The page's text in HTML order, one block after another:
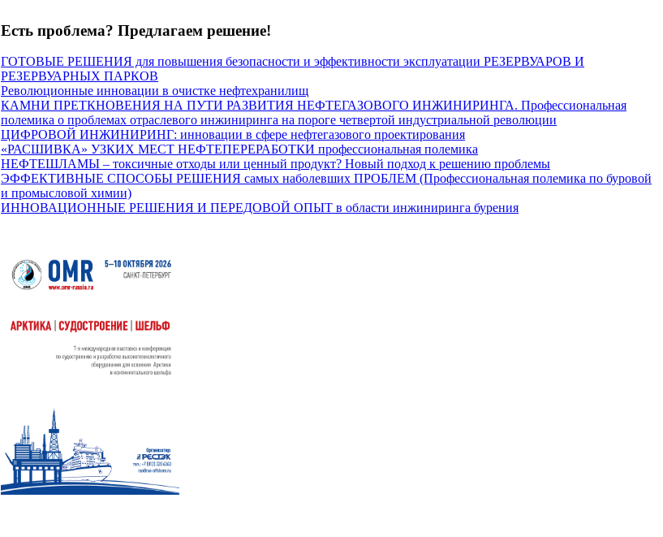
Есть проблема? Предлагаем решение!
ГОТОВЫЕ РЕШЕНИЯ для повышения безопасности и эффективности эксплуатации РЕЗЕРВУАРОВ И
РЕЗЕРВУАРНЫХ ПАРКОВ
Революционные инновации в очистке нефтехранилищ
КАМНИ ПРЕТКНОВЕНИЯ НА ПУТИ РАЗВИТИЯ НЕФТЕГАЗОВОГО ИНЖИНИРИНГА. Профессиональная
полемика о проблемах отраслевого инжиниринга на пороге четвертой индустриальной революции
ЦИФРОВОЙ ИНЖИНИРИНГ: инновации в сфере нефтегазового проектирования
«РАСШИВКА» УЗКИХ МЕСТ НЕФТЕПЕРЕРАБОТКИ профессиональная полемика
НЕФТЕШЛАМЫ – токсичные отходы или ценный продукт? Новый подход к решению проблемы
ЭФФЕКТИВНЫЕ СПОСОБЫ РЕШЕНИЯ самых наболевших ПРОБЛЕМ (Профессиональная полемика по буровой
и промысловой химии)
ИННОВАЦИОННЫЕ РЕШЕНИЯ И ПЕРЕДОВОЙ ОПЫТ в области инжиниринга бурения